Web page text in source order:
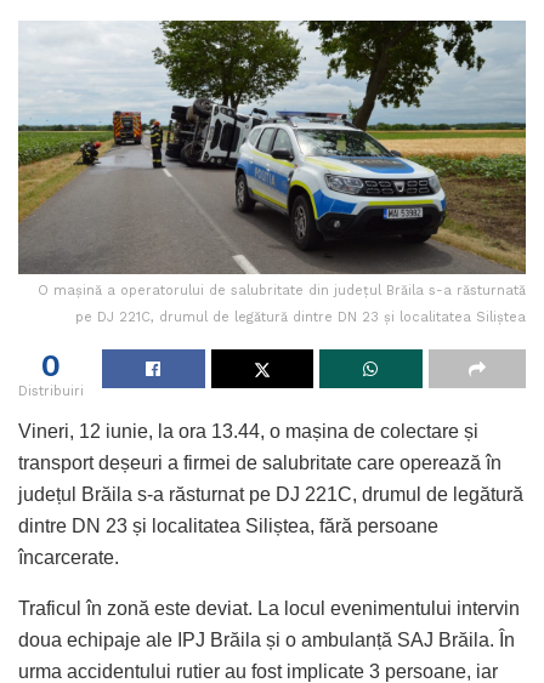
O mașină a operatorului de salubritate din județul Brăila s-a răsturnată
pe DJ 221C, drumul de legătură dintre DN 23 și localitatea Siliștea
0
Distribuiri
Vineri, 12 iunie, la ora 13.44, o mașina de colectare și
transport deșeuri a firmei de salubritate care operează în
județul Brăila s-a răsturnat pe DJ 221C, drumul de legătură
dintre DN 23 și localitatea Siliștea, fără persoane
încarcerate.
Traficul în zonă este deviat. La locul evenimentului intervin
doua echipaje ale IPJ Brăila și o ambulanță SAJ Brăila. În
urma accidentului rutier au fost implicate 3 persoane, iar